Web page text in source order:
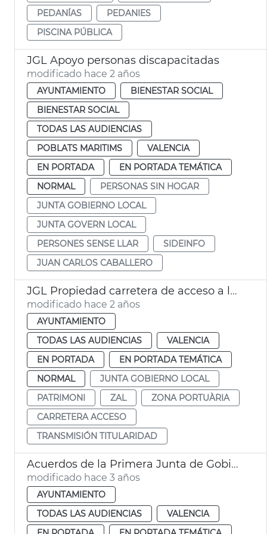
PEDANÍAS
PEDANIES
PISCINA PÚBLICA
JGL Apoyo personas discapacitadas
modificado hace 2 años
AYUNTAMIENTO
BIENESTAR SOCIAL
BIENESTAR SOCIAL
TODAS LAS AUDIENCIAS
POBLATS MARITIMS
VALENCIA
EN PORTADA
EN PORTADA TEMÁTICA
NORMAL
PERSONAS SIN HOGAR
JUNTA GOBIERNO LOCAL
JUNTA GOVERN LOCAL
PERSONES SENSE LLAR
SIDEINFO
JUAN CARLOS CABALLERO
JGL Propiedad carretera de acceso a la ZAL
modificado hace 2 años
AYUNTAMIENTO
TODAS LAS AUDIENCIAS
VALENCIA
EN PORTADA
EN PORTADA TEMÁTICA
NORMAL
JUNTA GOBIERNO LOCAL
PATRIMONI
ZAL
ZONA PORTUÀRIA
CARRETERA ACCESO
TRANSMISIÓN TITULARIDAD
Acuerdos de la Primera Junta de Gobierno Municipal
modificado hace 3 años
AYUNTAMIENTO
TODAS LAS AUDIENCIAS
VALENCIA